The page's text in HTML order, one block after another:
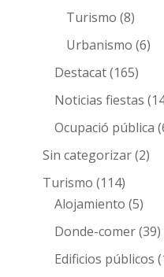
Turismo (8)
Urbanismo (6)
Destacat(165)
Noticias fiestas
Ocupació pública
Sin categorizar(2)
Turismo (114)
Alojamiento (5)
Donde-comer(39)
Edificios públicos